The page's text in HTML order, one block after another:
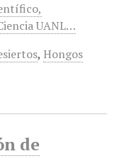
UANL…
, Hongos
de